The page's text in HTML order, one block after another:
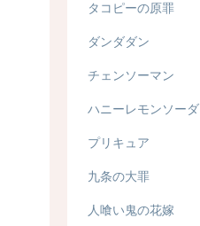
タコピーの原罪
ダンダダン
チェンソーマン
ハニーレモンソーダ
プリキュア
九条の大罪
人喰い鬼の花嫁